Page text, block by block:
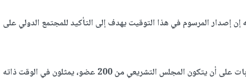
إن إصدار المرسوم في هذا التوقيت يهدف إلى التأكيد للمجتمع الدولي على
وبحسب التقرير، ينص قانون الانتخابات على أن يتكون المجلس التشريعي من 200 عضو، يمثلون في الوقت ذاته